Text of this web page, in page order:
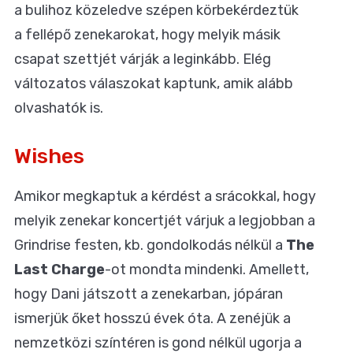
a bulihoz közeledve szépen körbekérdeztük
a fellépő zenekarokat, hogy melyik másik
csapat szettjét várják a leginkább. Elég
változatos válaszokat kaptunk, amik alább
olvashatók is.
Wishes
Amikor megkaptuk a kérdést a srácokkal, hogy
melyik zenekar koncertjét várjuk a legjobban a
Grindrise festen, kb. gondolkodás nélkül a The
Last Charge-ot mondta mindenki. Amellett,
hogy Dani játszott a zenekarban, jópáran
ismerjük őket hosszú évek óta. A zenéjük a
nemzetközi színtéren is gond nélkül ugorja a